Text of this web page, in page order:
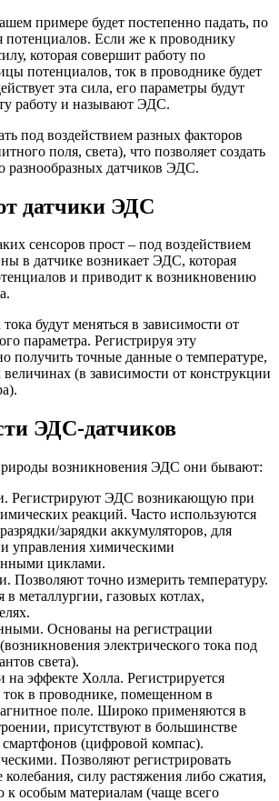
примере будет постепенно падать, по
потенциалов. Если же к проводнику
которая совершит работу по
потенциалов, ток в проводнике будет
эта сила, его параметры будут
работу и называют ЭДС.
под воздействием разных факторов
поля, света), что позволяет создать
разнообразных датчиков ЭДС.
датчики ЭДС
сенсоров прост – под воздействием
в датчике возникает ЭДС, которая
и приводит к возникновению
будут меняться в зависимости от
параметра. Регистрируя эту
точные данные о температуре,
(в зависимости от конструкции
ЭДС-датчиков
возникновения ЭДС они бывают:
Регистрируют ЭДС возникающую при
реакций. Часто используются
зарядки аккумуляторов, для
управления химическими
циклами.
Позволяют точно измерить температуру.
в металлургии, газовых котлах,
Основаны на регистрации
электрического тока под
света).
эффекте Холла. Регистрируется
ток в проводнике, помещенном в
поле. Широко применяются в
присутствуют в большинстве
(цифровой компас).
Позволяют регистрировать
колебания, силу растяжения либо сжатия,
особым материалам (чаще всего